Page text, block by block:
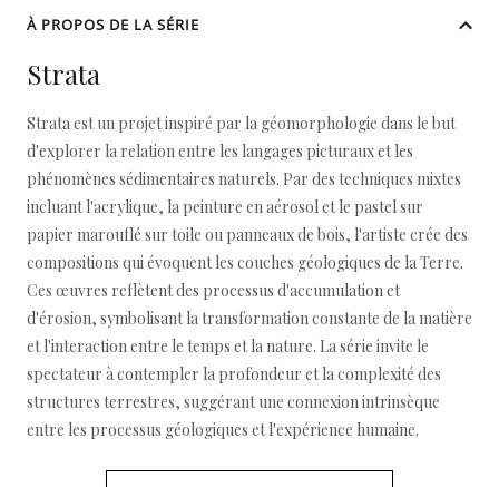
À PROPOS DE LA SÉRIE
Strata
Strata est un projet inspiré par la géomorphologie dans le but
d'explorer la relation entre les langages picturaux et les
phénomènes sédimentaires naturels. Par des techniques mixtes
incluant l'acrylique, la peinture en aérosol et le pastel sur
papier marouflé sur toile ou panneaux de bois, l'artiste crée des
compositions qui évoquent les couches géologiques de la Terre.
Ces œuvres reflètent des processus d'accumulation et
d'érosion, symbolisant la transformation constante de la matière
et l'interaction entre le temps et la nature. La série invite le
spectateur à contempler la profondeur et la complexité des
structures terrestres, suggérant une connexion intrinsèque
entre les processus géologiques et l'expérience humaine.